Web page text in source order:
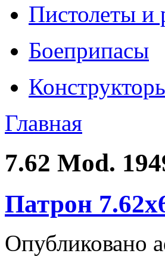
Пистолеты и
Боеприпасы
Главная
7.62 Mod.
Патрон
Опубликовано